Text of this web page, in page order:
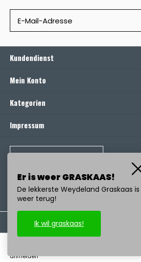
Kundendienst
Mein Konto
Kategorien
Impressum
anmelden
Er is weer GRASKAAS!
De lekkerste Weydeland Graskaas is
weer terug!
Ik wil graskaas!